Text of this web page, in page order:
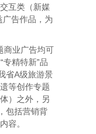
互类（新媒
广告作品，为
商业广告均可
精特新”品
省A级旅游景
等创作专题
）之外，另
包括营销背
容。